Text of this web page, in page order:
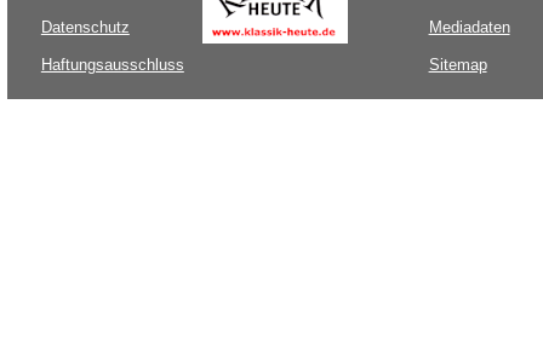
Datenschutz
Haftungsausschluss
Mediadaten
Sitemap